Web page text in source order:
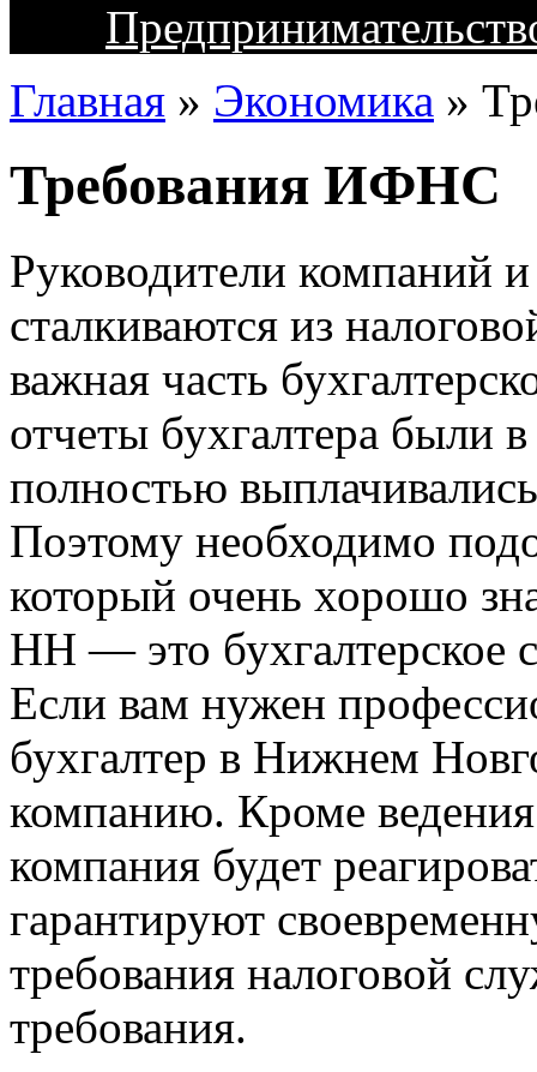
Главная » Экономика »
Требования ИФНС
Руководители компаний
сталкиваются из
важная часть
отчеты бухгалтера были
полностью
Поэтому необходимо
который очень хорошо
НН — это бухгалтерское
Если вам нужен
бухгалтер в Нижнем
компанию. Кроме
компания будет
гарантируют
требования налоговой
требования.